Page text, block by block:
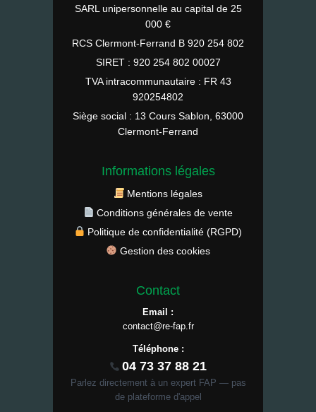
SARL unipersonnelle au capital de 25
000 €
RCS Clermont-Ferrand B 920 254 802
SIRET : 920 254 802 00027
TVA intracommunautaire : FR 43
920254802
Siège social : 13 Cours Sablon, 63000
Clermont-Ferrand
Informations légales
Mentions légales
Conditions générales de vente
Politique de confidentialité (RGPD)
Gestion des cookies
Contact
Email :
contact@re-fap.fr
Téléphone :
04 73 37 88 21
Parlez directement à un expert FAP — pas
de plateforme d'appel